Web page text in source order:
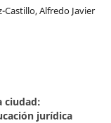
Castillo, Alfredo Javier
ciudad:
jurídica